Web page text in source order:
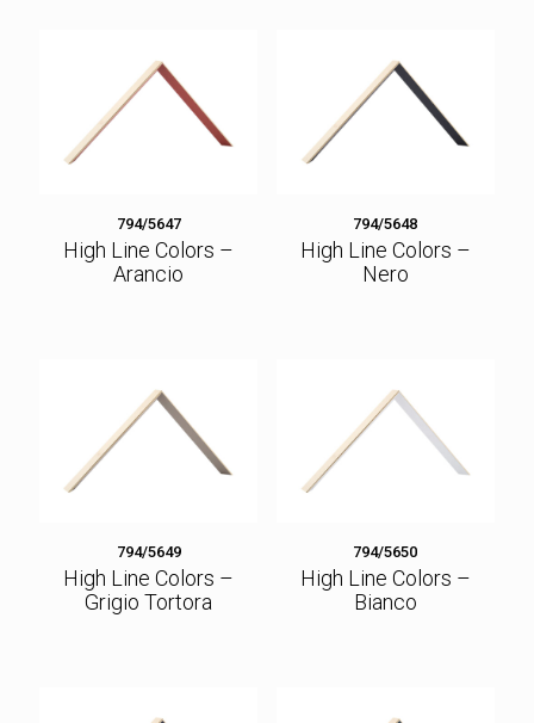
794/5647
High Line Colors –
Arancio
794/5648
High Line Colors –
Nero
794/5649
High Line Colors –
Grigio Tortora
794/5650
High Line Colors –
Bianco